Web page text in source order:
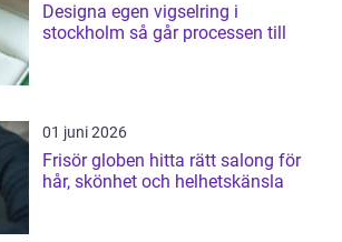
Designa egen vigselring i
stockholm så går processen till
01 juni 2026
Frisör globen hitta rätt salong för
hår, skönhet och helhetskänsla